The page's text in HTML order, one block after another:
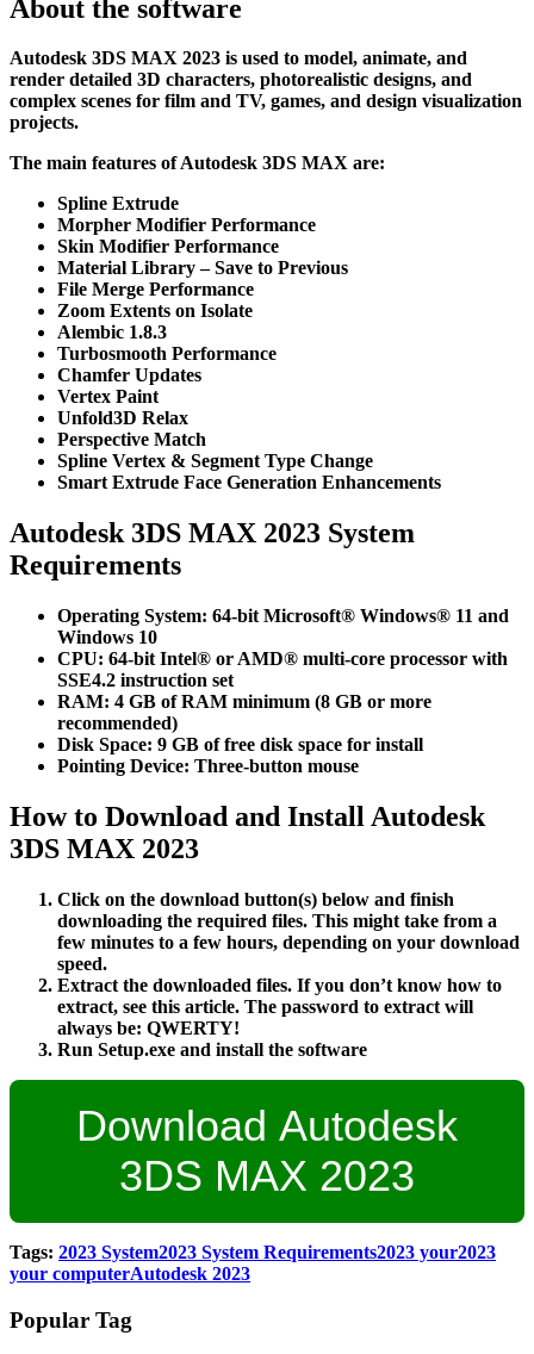
About the software
Autodesk 3DS MAX 2023 is used to model, animate, and
render detailed 3D characters, photorealistic designs, and
complex scenes for film and TV, games, and design visualization
projects.
The main features of Autodesk 3DS MAX are:
Spline Extrude
Morpher Modifier Performance
Skin Modifier Performance
Material Library – Save to Previous
File Merge Performance
Zoom Extents on Isolate
Alembic 1.8.3
Turbosmooth Performance
Chamfer Updates
Vertex Paint
Unfold3D Relax
Perspective Match
Spline Vertex & Segment Type Change
Smart Extrude Face Generation Enhancements
Autodesk 3DS MAX 2023 System
Requirements
Operating System: 64-bit Microsoft® Windows® 11 and
Windows 10
CPU: 64-bit Intel® or AMD® multi-core processor with
SSE4.2 instruction set
RAM: 4 GB of RAM minimum (8 GB or more
recommended)
Disk Space: 9 GB of free disk space for install
Pointing Device: Three-button mouse
How to Download and Install Autodesk
3DS MAX 2023
Click on the download button(s) below and finish
downloading the required files. This might take from a
few minutes to a few hours, depending on your download
speed.
Extract the downloaded files. If you don’t know how to
extract, see this article. The password to extract will
always be: QWERTY!
Run Setup.exe and install the software
Download Autodesk
3DS MAX 2023
Tags: 2023 System2023 System Requirements2023 your2023
your computerAutodesk 2023
Popular Tag